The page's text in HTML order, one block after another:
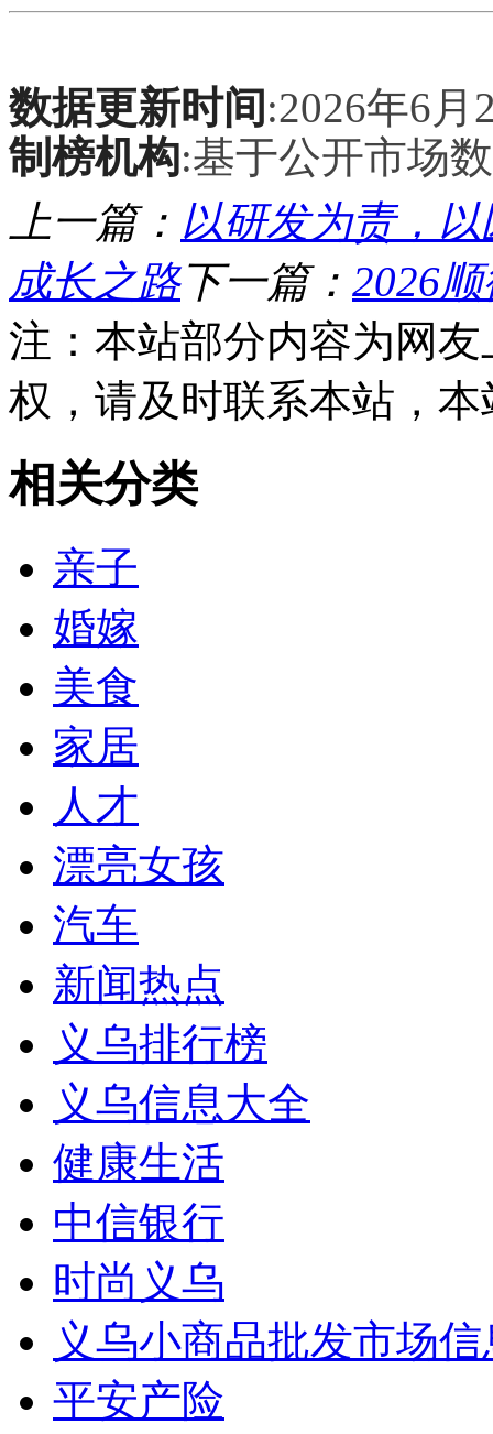
数据更新时间 :2026年6月
制榜机构:基于公开市场
上一篇： 以研发为责，
成长之路下一篇： 2026
注：本站部分内容为网
权，请及时联系本站，
相关分类
亲子
婚嫁
美食
家居
人才
漂亮女孩
汽车
新闻热点
义乌排行榜
义乌信息大全
健康生活
中信银行
时尚义乌
义乌小商品批发市场
平安产险